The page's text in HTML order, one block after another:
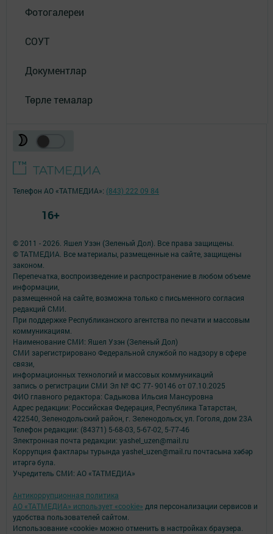
Фотогалереи
СОУТ
Документлар
Төрле темалар
© 2011 - 2026. Яшел Узэн (Зеленый Дол). Все права защищены.
© ТАТМЕДИА. Все материалы, размещенные на сайте, защищены
законом.
Перепечатка, воспроизведение и распространение в любом объеме
информации,
размещенной на сайте, возможна только с письменного согласия
редакций СМИ.
При поддержке Республиканского агентства по печати и массовым
коммуникациям.
Наименование СМИ: Яшел Узэн (Зеленый Дол)
СМИ зарегистрировано Федеральной службой по надзору в сфере
связи,
информационных технологий и массовых коммуникаций
запись о регистрации СМИ Эл № ФС 77- 90146 от 07.10.2025
ФИО главного редактора: Садыкова Ильсия Мансуровна
Адрес редакции: Российская Федерация, Республика Татарстан,
422540, Зеленодольский район, г. Зеленодольск, ул. Гоголя, дом 23А
Телефон редакции: (84371) 5-68-03, 5-67-02, 5-77-46
Электронная почта редакции: yashel_uzen@mail.ru
Коррупция фактлары турында yashel_uzen@mail.ru почтасына хәбәр
итәргә була.
Учредитель СМИ: АО «ТАТМЕДИА»
Антикоррупционная политика
АО «ТАТМЕДИА» использует «cookie» для персонализации сервисов и
удобства пользователей сайтом.
Использование «cookie» можно отменить в настройках браузера.
Телефон АО «ТАТМЕДИА»: (843) 222 09 84
16+